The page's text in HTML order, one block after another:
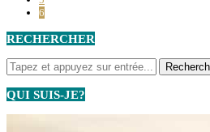
6
RECHERCHER
QUI SUIS-JE?